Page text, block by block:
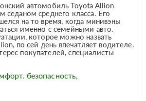
автомобиль Toyota Allion
седаном среднего класса. Его
на то время, когда минивэны
именно с семейными авто.
которое можно назвать
по сей день впечатляет водителе.
покупателей, специалисты
безопасность,